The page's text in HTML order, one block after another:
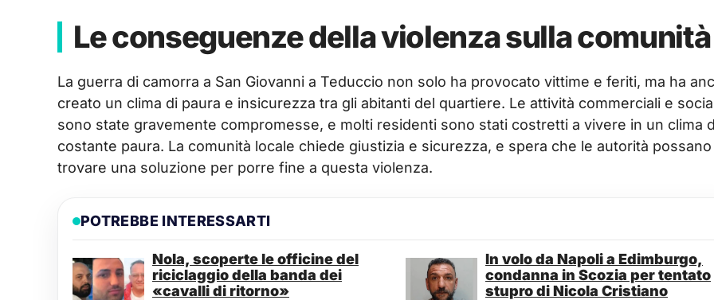
Le conseguenze della violenza sulla comunità
La guerra di camorra a San Giovanni a Teduccio non solo ha provocato vittime e feriti, ma ha
creato un clima di paura e insicurezza tra gli abitanti del quartiere. Le attività commerciali e
sono state gravemente compromesse, e molti residenti sono stati costretti a vivere in un clima
costante paura. La comunità locale chiede giustizia e sicurezza, e spera che le autorità possano
trovare una soluzione per porre fine a questa violenza.
POTREBBE INTERESSARTI
Nola, scoperte le officine del
riciclaggio della banda dei
«cavalli di ritorno»
In volo da Napoli a Edimburgo,
condanna in Scozia per tentato
stupro di Nicola Cristiano